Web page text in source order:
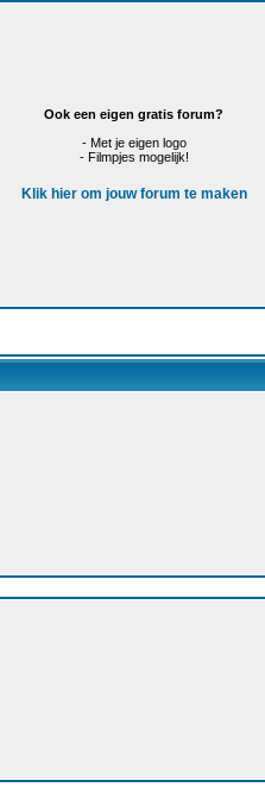
Ook een eigen gratis forum?
- Met je eigen logo
- Filmpjes mogelijk!
Klik hier om jouw forum te maken